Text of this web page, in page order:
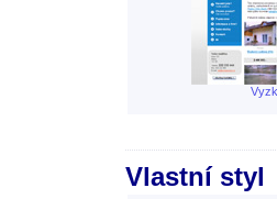
Vlastní styl